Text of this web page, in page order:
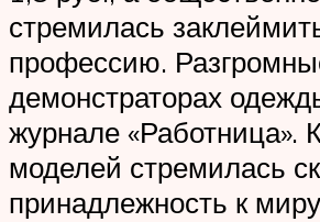
стремилась
профессию.
демонстраторах
журнале «Работница».
моделей стремилась
принадлежность к